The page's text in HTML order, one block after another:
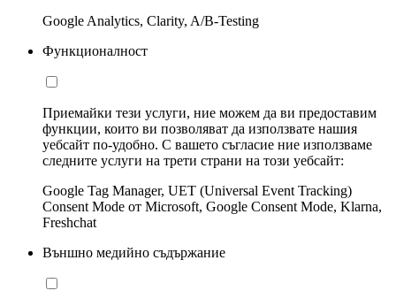
Google Analytics, Clarity, A/B-Testing
Функционалност
Приемайки тези услуги, ние можем да ви предоставим
функции, които ви позволяват да използвате нашия
уебсайт по-удобно. С вашето съгласие ние използваме
следните услуги на трети страни на този уебсайт:
Google Tag Manager, UET (Universal Event Tracking)
Consent Mode от Microsoft, Google Consent Mode, Klarna,
Freshchat
Външно медийно съдържание